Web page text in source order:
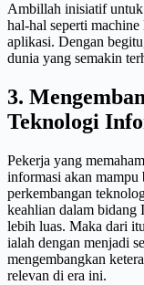
Ambillah inisiatif untuk
hal-hal seperti
aplikasi. Dengan
dunia yang semakin
3.
Teknologi
Pekerja yang
informasi akan
perkembangan
keahlian dalam bidang
lebih luas. Maka dari
ialah dengan menjadi
mengembangkan
relevan di era ini.